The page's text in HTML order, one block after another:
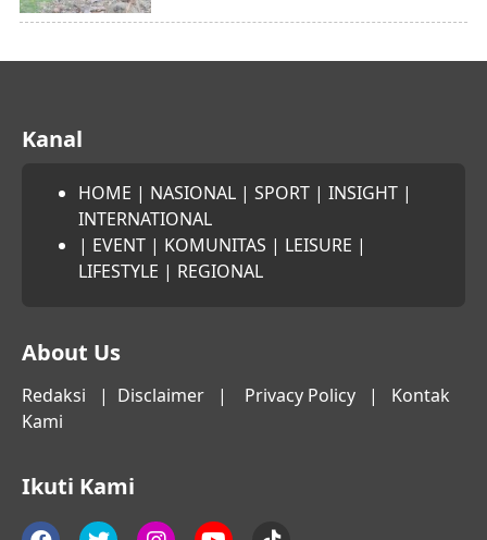
Kanal
HOME | NASIONAL | SPORT | INSIGHT |
INTERNATIONAL
| EVENT | KOMUNITAS | LEISURE |
LIFESTYLE | REGIONAL
About Us
Redaksi | Disclaimer | Privacy Policy | Kontak
Kami
Ikuti Kami